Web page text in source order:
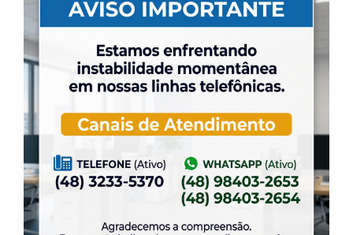
A sauna será desligada, impreterivelmente, 10 (dez)
minutos antes do horário de seu fechamento.
+ SERVIÇOS